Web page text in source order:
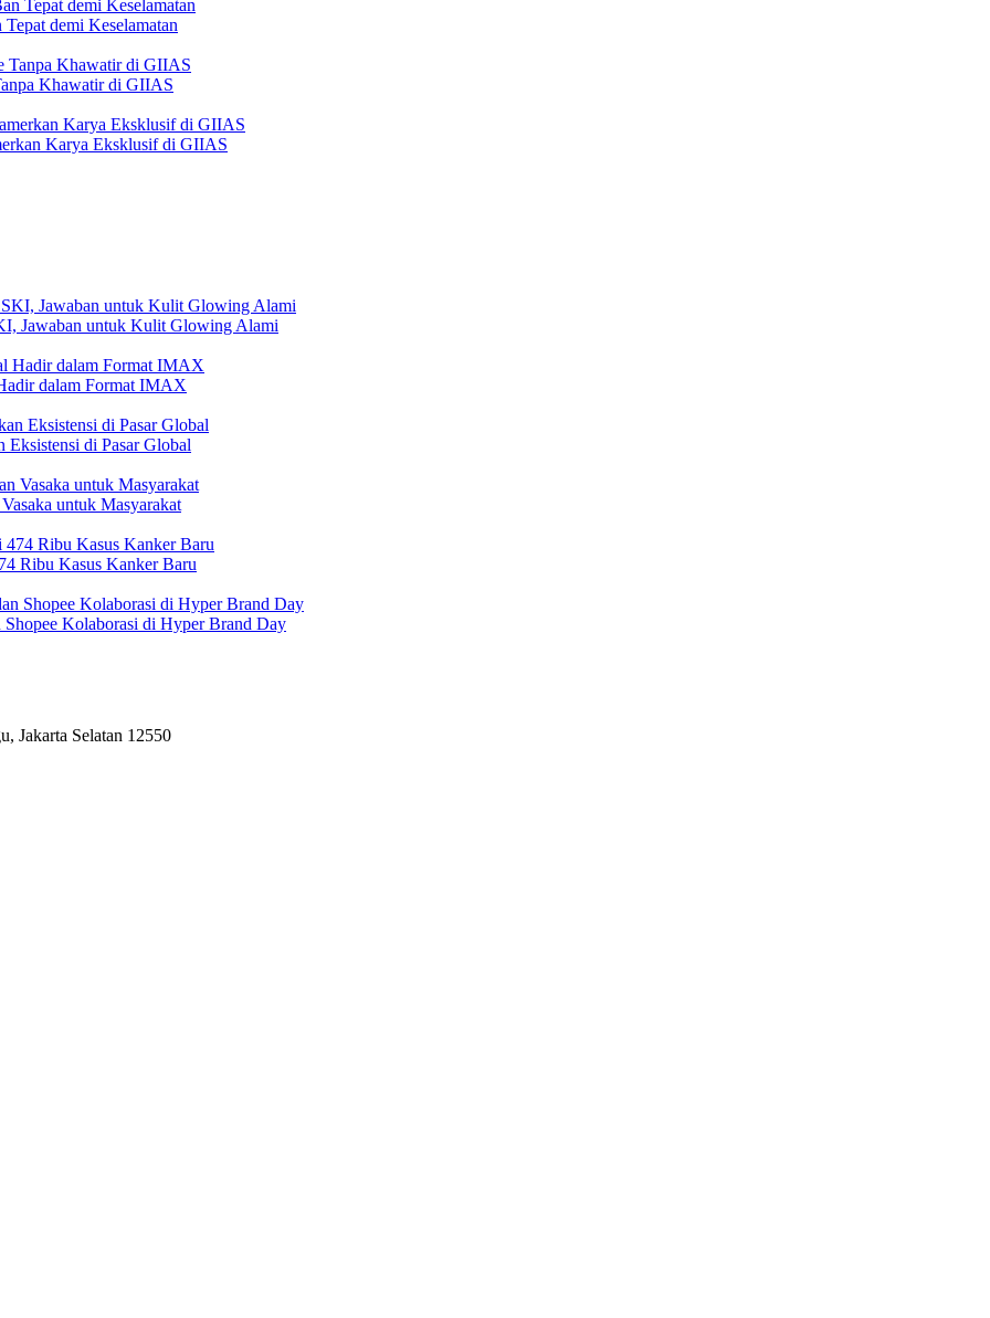
demi Keselamatan
Khawatir di GIIAS
Karya Eksklusif di GIIAS
Jawaban untuk Kulit Glowing Alami
dalam Format IMAX
di Pasar Global
untuk Masyarakat
Ribu Kasus Kanker Baru
Kolaborasi di Hyper Brand Day
Jakarta Selatan 12550